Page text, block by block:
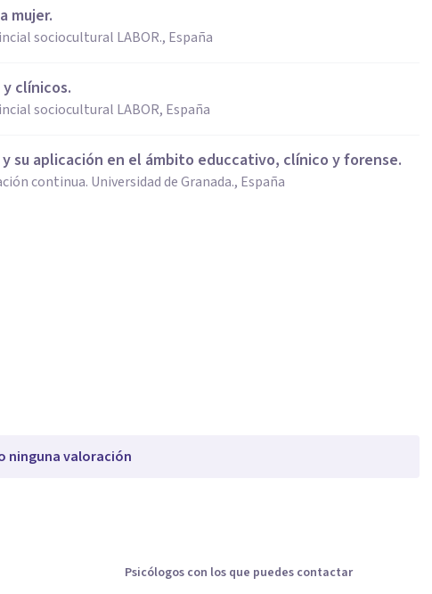
mujer.
sociocultural LABOR., España
clínicos.
sociocultural LABOR, España
su aplicación en el ámbito educcativo, clínico y forense.
continua. Universidad de Granada., España
ninguna valoración
Psicólogos con los que puedes contactar